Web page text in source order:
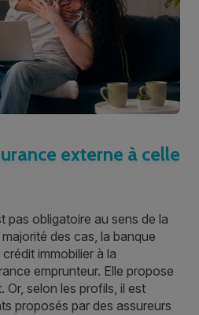
externe à celle
pas obligatoire au sens de la
des cas, la banque
immobilier à la
emprunteur. Elle propose
selon les profils, il est
proposés par des assureurs